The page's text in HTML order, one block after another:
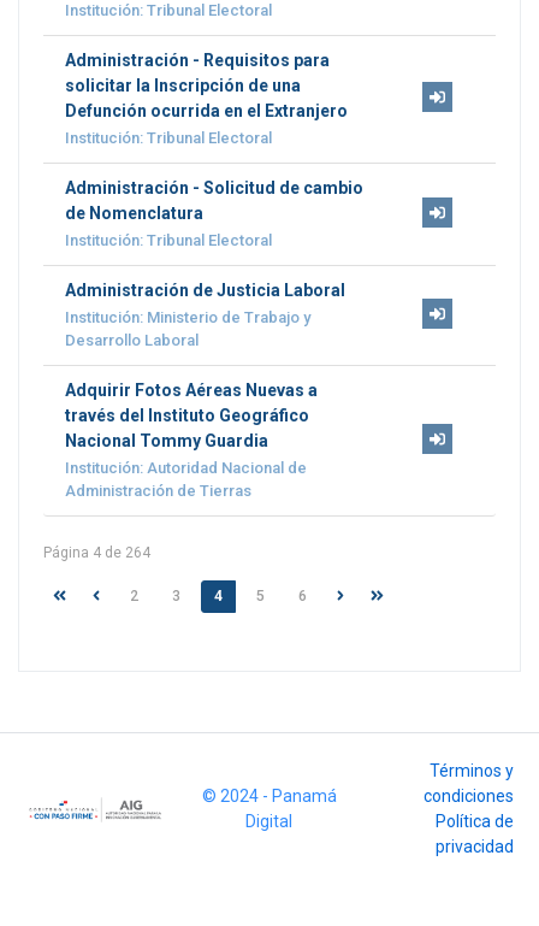
Institución: Tribunal Electoral
Administración - Requisitos para
solicitar la Inscripción de una
Defunción ocurrida en el Extranjero
Institución: Tribunal Electoral
Administración - Solicitud de cambio
de Nomenclatura
Institución: Tribunal Electoral
Administración de Justicia Laboral
Institución: Ministerio de Trabajo y
Desarrollo Laboral
Adquirir Fotos Aéreas Nuevas a
través del Instituto Geográfico
Nacional Tommy Guardia
Institución: Autoridad Nacional de
Administración de Tierras
Página 4 de 264
2 3 4 5 6
© 2024 - Panamá
Digital
Términos y
condiciones
Política de
privacidad